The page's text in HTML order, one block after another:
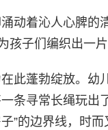
动着沁人心脾的
孩子们编织出一
此蓬勃绽放。
条寻常长绳玩
”的边界线，时